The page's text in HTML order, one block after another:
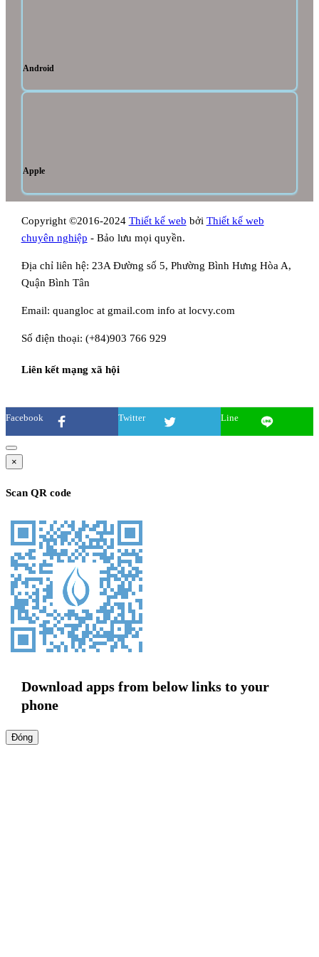
Android
Apple
Copyright ©2016-2024 Thiết kế web bởi Thiết kế web
chuyên nghiệp - Bảo lưu mọi quyền.
Địa chỉ liên hệ: 23A Đường số 5, Phường Bình Hưng Hòa A,
Quận Bình Tân
Email: quangloc at gmail.com info at locvy.com
Số điện thoại: (+84)903 766 929
Liên kết mạng xã hội
Facebook Twitter Line
×
Scan QR code
Download apps from below links to your
phone
Đóng